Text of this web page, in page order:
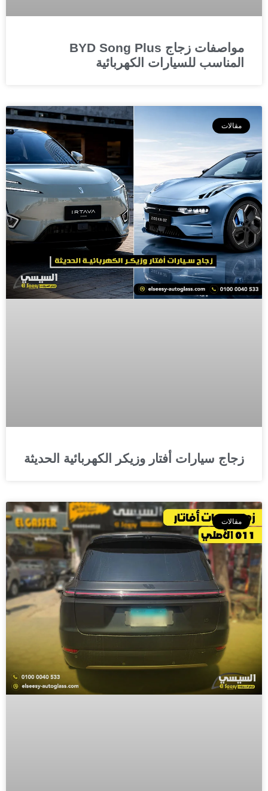
مواصفات زجاج BYD Song Plus
المناسب للسيارات الكهربائية
مقالات
زجاج سيارات أفتار وزيكر الكهربائية الحديثة
مقالات